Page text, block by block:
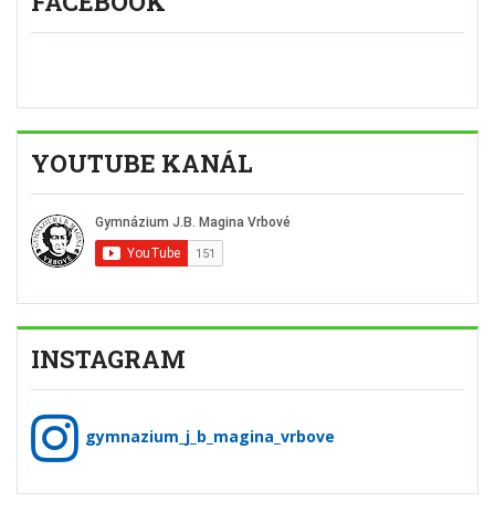
YOUTUBE KANÁL
INSTAGRAM
gymnazium_j_b_magina_vrbove